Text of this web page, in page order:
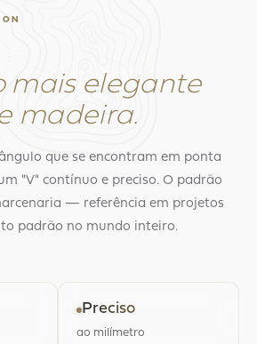
mais elegante
madeira.
que se encontram em ponta
"V" contínuo e preciso. O padrão
— referência em projetos
padrão no mundo inteiro.
Preciso
ao milímetro